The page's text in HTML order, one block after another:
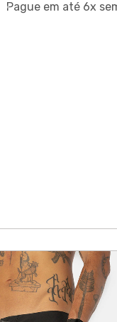
em até 6x sem juros